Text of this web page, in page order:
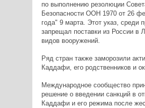
по выполнению резолюции
Безопасности ООН 1970 от 26
года" 9 марта. Этот указ, среди
запрещал поставки из России в
видов вооружений.
Ряд стран также заморозили
Каддафи, его родственников и
Международное сообщество
решение о введении санкций в
Каддафи и его режима после